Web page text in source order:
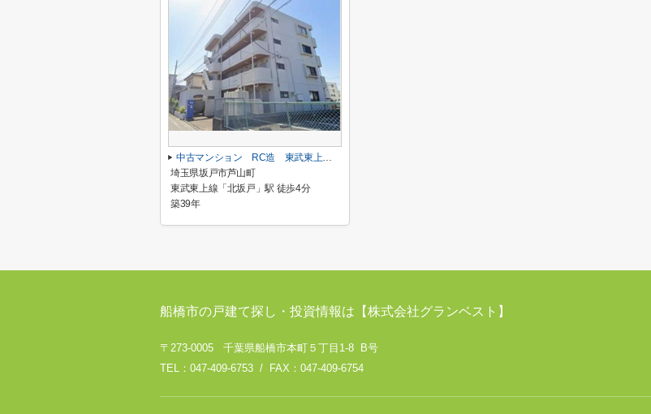
中古マンション RC造 東武東上線「北坂戸」駅 徒歩４分
埼玉県坂戸市芦山町
東武東上線「北坂戸」駅 徒歩4分
築39年
船橋市の戸建て探し・投資情報は【株式会社グランベスト】
〒273-0005 千葉県船橋市本町５丁目1-8 B号
TEL：047-409-6753 / FAX：047-409-6754